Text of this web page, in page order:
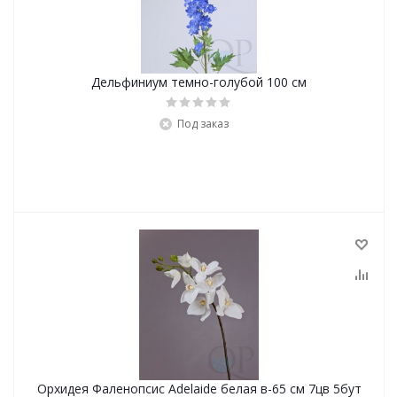
Дельфиниум темно-голубой 100 см
Под заказ
Орхидея Фаленопсис Adelaide белая в-65 см 7цв 5бут